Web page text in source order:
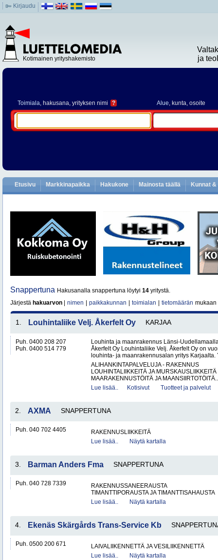
Kirjaudu
Kotimainen yrityshakemisto
ja
Toimiala, hakusana, yrityksen nimi ? Alue, kunta, osoite
Etusivu Markkinapaikka Hakukone Mainosta täällä Kunnat
Snappertuna Hakusanalla snappertuna löytyi 14 yritystä.
Järjestä hakuarvon nimen paikkakunnan toimialan tietomäärän mukaan
1. Louhintaliike Velj. Åkerfelt Oy KARJAA
Puh. 0400 208 207
Puh. 0400 514 779
Louhinta ja maanrakennus Länsi-
Åkerfelt Oy Louhintaliike Velj. Åkerfelt Oy on
louhinta- ja maanrakennusalan yritys Karjaalta.
ALIHANKINTAPALVELUJA - RAKENNUS
LOUHINTALIIKKEITÄ JA MURSKAUSLIIKKEITÄ
MAARAKENNUSTÖITÄ JA MAANSIIRTOTÖITÄ..
Lue lisää..
Kotisivut Tuotteet ja palvelut
2. AXMA SNAPPERTUNA
Puh. 040 702 4405
RAKENNUSLIIKKEITÄ
Lue lisää..
Näytä kartalla
3. Barman Anders Fma SNAPPERTUNA
Puh. 040 728 7339
RAKENNUSSANEERAUSTA
TIMANTTIPORAUSTA JA TIMANTTISAHAUSTA
Lue lisää..
Näytä kartalla
4. Ekenäs Skärgårds Trans-Service Kb
Puh. 0500 200 671
LAIVALIIKENNETTÄ JA VESILIIKENNETTÄ
Lue lisää..
Näytä kartalla